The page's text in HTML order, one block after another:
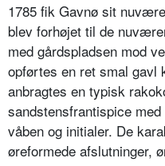
1785 fik Gavnø sit
blev forhøjet til de
med gårdspladsen mod
opførtes en ret smal gavl
anbragtes en typisk
sandstensfrantispice
våben og initialer. De
øreformede afslutninger,